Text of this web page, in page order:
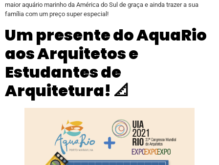
maior aquário marinho da América do Sul de graça e ainda trazer a sua
família com um preço super especial!
Um presente do AquaRio
aos Arquitetos e
Estudantes de
Arquitetura! 📐